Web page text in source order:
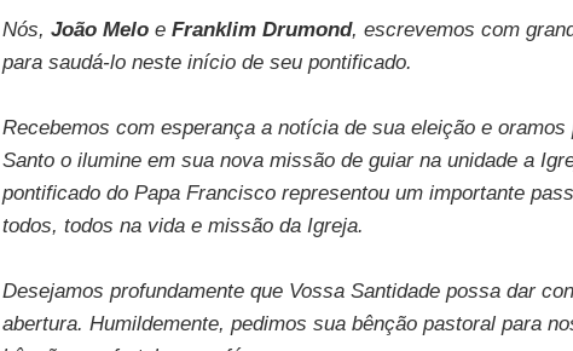
Nós, João Meloe Franklim Drumond, escrevemos com
para saudá-lo neste início de seu pontificado.
Recebemos com esperança a notícia de sua eleição e
Santo o ilumine em sua nova missão de guiar na unidade a
pontificado do Papa Francisco representou um importante
todos, todos na vida e missão da Igreja.
Desejamos profundamente que Vossa Santidade possa dar
abertura. Humildemente, pedimos sua bênção pastoral para